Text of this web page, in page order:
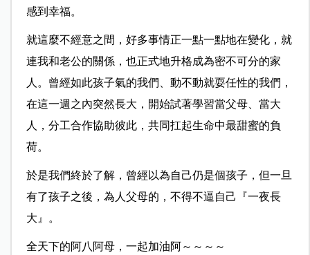
感到幸福。
就這麼不經意之間，好多事情正一點一點地在變化，就
連我和老公的關係，也正式地升格成為密不可分的家
人。曾經如此孩子氣的我們、動不動就耍任性的我們，
在這一週之內突然長大，開始試著學習當父母、當大
人，分工合作協助彼此，共同扛起生命中最甜蜜的負
荷。
於是我們終於了解，曾經以為自己仍是個孩子，但一旦
有了孩子之後，為人父母的，不得不逼自己『一夜長
大』。
全天下的阿八阿母，一起加油阿～～～～